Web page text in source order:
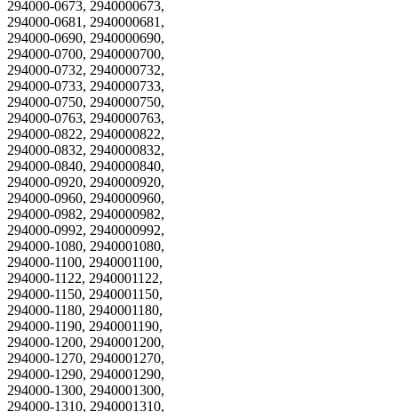
294000-0673, 2940000673,
294000-0681, 2940000681,
294000-0690, 2940000690,
294000-0700, 2940000700,
294000-0732, 2940000732,
294000-0733, 2940000733,
294000-0750, 2940000750,
294000-0763, 2940000763,
294000-0822, 2940000822,
294000-0832, 2940000832,
294000-0840, 2940000840,
294000-0920, 2940000920,
294000-0960, 2940000960,
294000-0982, 2940000982,
294000-0992, 2940000992,
294000-1080, 2940001080,
294000-1100, 2940001100,
294000-1122, 2940001122,
294000-1150, 2940001150,
294000-1180, 2940001180,
294000-1190, 2940001190,
294000-1200, 2940001200,
294000-1270, 2940001270,
294000-1290, 2940001290,
294000-1300, 2940001300,
294000-1310, 2940001310,